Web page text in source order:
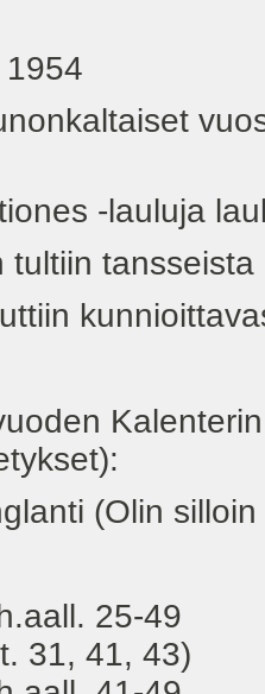
1954
‑lauluja
tultiin tansseista
Kalenterin
(Olin
25-49
31, 41, 43)